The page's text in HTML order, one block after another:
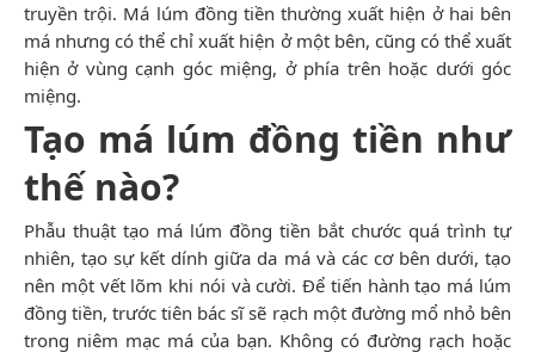
truyền trội. Má lúm đồng tiền thường xuất hiện ở hai bên
má nhưng có thể chỉ xuất hiện ở một bên, cũng có thể xuất
hiện ở vùng cạnh góc miệng, ở phía trên hoặc dưới góc
miệng.
Tạo má lúm đồng tiền như
thế nào?
Phẫu thuật tạo má lúm đồng tiền bắt chước quá trình tự
nhiên, tạo sự kết dính giữa da má và các cơ bên dưới, tạo
nên một vết lõm khi nói và cười. Để tiến hành tạo má lúm
đồng tiền, trước tiên bác sĩ sẽ rạch một đường mổ nhỏ bên
trong niêm mạc má của bạn. Không có đường rạch hoặc